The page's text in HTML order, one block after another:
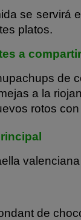
se servirá
platos.
a compartir
de
a la
rotos
valenciana
de